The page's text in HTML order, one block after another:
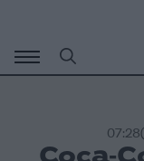
περιεχόμενο
07:28